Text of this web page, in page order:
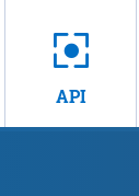
API